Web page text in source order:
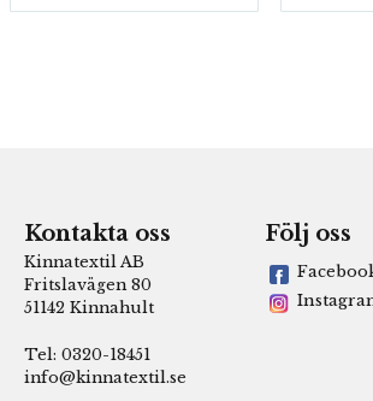
Kontakta oss
Kinnatextil AB
Fritslavägen 80
51142 Kinnahult
Tel: 0320-18451
info@kinnatextil.se
Följ oss